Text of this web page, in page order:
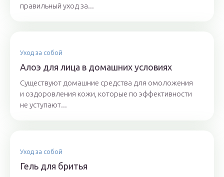
правильный уход за...
Уход за собой
Алоэ для лица в домашних условиях
Существуют домашние средства для омоложения
и оздоровления кожи, которые по эффективности
не уступают...
Уход за собой
Гель для бритья